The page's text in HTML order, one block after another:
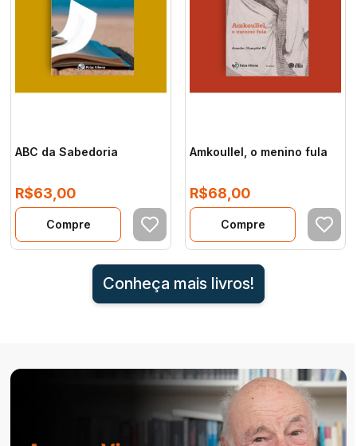
ABC da Sabedoria
R$63,00
Amkoullel, o menino fula
R$68,00
Conheça mais livros!